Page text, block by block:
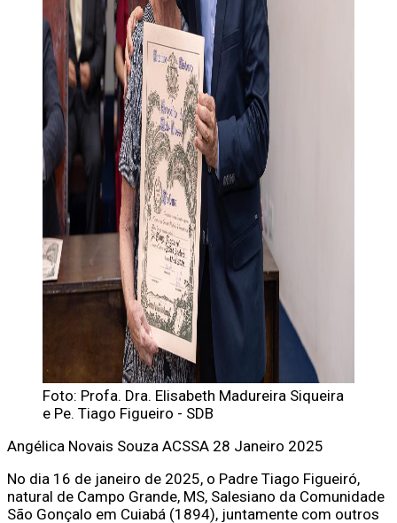
Foto: Profa. Dra. Elisabeth Madureira Siqueira
e Pe. Tiago Figueiro - SDB
Angélica Novais Souza ACSSA 28 Janeiro 2025
No dia 16 de janeiro de 2025, o Padre Tiago Figueiró,
natural de Campo Grande, MS, Salesiano da Comunidade
São Gonçalo em Cuiabá (1894), juntamente com outros